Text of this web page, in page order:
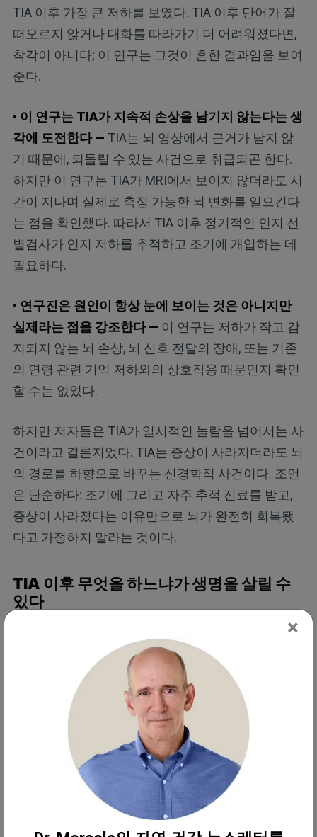
TIA 이후 가장 큰 저하를 보였다. TIA 이후 단어가 잘
떠오르지 않거나 대화를 따라가기 더 어려워졌다면,
착각이 아니다; 이 연구는 그것이 흔한 결과임을 보여
준다.
• 이 연구는 TIA가 지속적 손상을 남기지 않는다는 생
각에 도전한다 — TIA는 뇌 영상에서 근거가 남지 않
기 때문에, 되돌릴 수 있는 사건으로 취급되곤 한다.
하지만 이 연구는 TIA가 MRI에서 보이지 않더라도 시
간이 지나며 실제로 측정 가능한 뇌 변화를 일으킨다
는 점을 확인했다. 따라서 TIA 이후 정기적인 인지 선
별검사가 인지 저하를 추적하고 조기에 개입하는 데
필요하다.
• 연구진은 원인이 항상 눈에 보이는 것은 아니지만
실제라는 점을 강조한다 — 이 연구는 저하가 작고 감
지되지 않는 뇌 손상, 뇌 신호 전달의 장애, 또는 기존
의 연령 관련 기억 저하와의 상호작용 때문인지 확인
할 수는 없었다.
하지만 저자들은 TIA가 일시적인 놀람을 넘어서는 사
건이라고 결론지었다. TIA는 증상이 사라지더라도 뇌
의 경로를 하향으로 바꾸는 신경학적 사건이다. 조언
은 단순하다: 조기에 그리고 자주 추적 진료를 받고,
증상이 사라졌다는 이유만으로 뇌가 완전히 회복됐
다고 가정하지 말라는 것이다.
TIA 이후 무엇을 하느냐가 생명을 살릴 수
있다
유타대학교 헬스(University of Utah Health)의 기사
에서 의사들은 TIA의 진짜 위험은 증상이 사라진 뒤
시작된다고 강조한다. 대부분은 몇 분 만에 다시 괜찮
아졌다고 느껴 행동하지 않지만, 그것이 가장 위험한
태도다. 신경과 전문의 베로니카 모레노-고메즈
(Veronica Moreno-Gomez) 박사에 따르면 “TIA 증상
을 알아차리는 것은 매우 중요하며, 이는 임박한 허혈
성 뇌졸중의 경고 신호로 간주되기 때문이다.” 그 경
고는 무시해서는 안 된다.
• 위험요인을 알면 다음 뇌졸중을 막을 힘이 생긴다 —
×